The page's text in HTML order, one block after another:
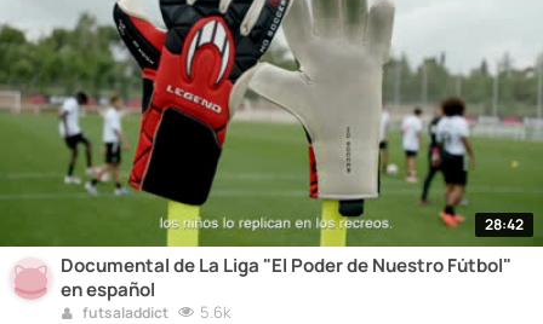
28:42
Documental de La Liga "El Poder de Nuestro Fútbol"
en español
futsaladdict 5.6k